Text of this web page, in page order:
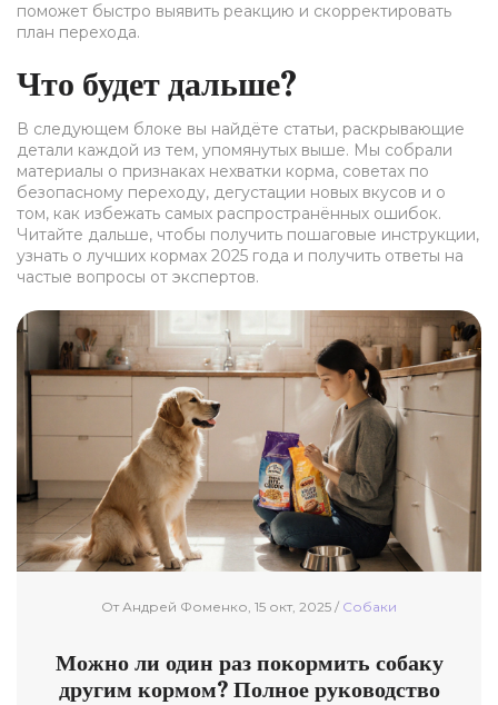
поможет быстро выявить реакцию и скорректировать
план перехода.
Что будет дальше?
В следующем блоке вы найдёте статьи, раскрывающие
детали каждой из тем, упомянутых выше. Мы собрали
материалы о признаках нехватки корма, советах по
безопасному переходу, дегустации новых вкусов и о
том, как избежать самых распространённых ошибок.
Читайте дальше, чтобы получить пошаговые инструкции,
узнать о лучших кормах 2025 года и получить ответы на
частые вопросы от экспертов.
От Андрей Фоменко, 15 окт, 2025 / Собаки
Можно ли один раз покормить собаку
другим кормом? Полное руководство